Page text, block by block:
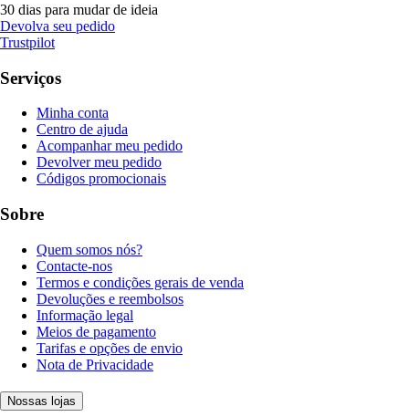
30 dias para mudar de ideia
Devolva seu pedido
Trustpilot
Serviços
Minha conta
Centro de ajuda
Acompanhar meu pedido
Devolver meu pedido
Códigos promocionais
Sobre
Quem somos nós?
Contacte-nos
Termos e condições gerais de venda
Devoluções e reembolsos
Informação legal
Meios de pagamento
Tarifas e opções de envio
Nota de Privacidade
Nossas lojas